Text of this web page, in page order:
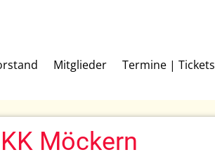
Mitglieder Termine | Tickets
Möckern